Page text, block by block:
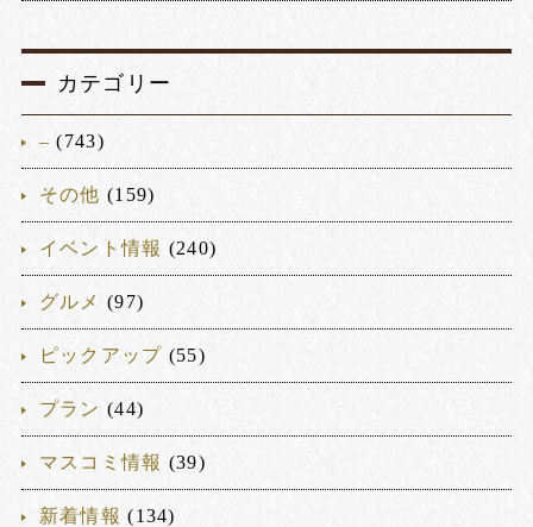
カテゴリー
– (743)
その他 (159)
イベント情報 (240)
グルメ (97)
ピックアップ (55)
プラン (44)
マスコミ情報 (39)
新着情報 (134)